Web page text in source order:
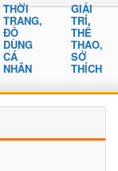
THỜI
TRANG,
ĐỒ
DÙNG
CÁ
NHÂN
GIẢI
TRÍ,
THỂ
THAO,
SỞ
THÍCH